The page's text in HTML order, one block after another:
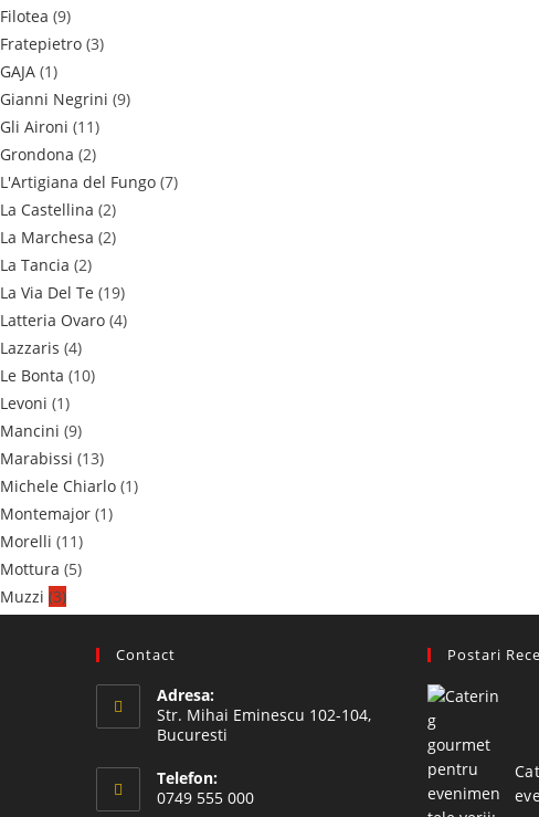
Contact
Adresa:
Str. Mihai Eminescu 102-104,
Bucuresti
Telefon:
0749 555 000
Postari
Filotea (9)
Fratepietro (3)
GAJA (1)
Gianni Negrini (9)
Gli Aironi (11)
Grondona (2)
L'Artigiana del Fungo (7)
La Castellina (2)
La Marchesa (2)
La Tancia (2)
La Via Del Te (19)
Latteria Ovaro (4)
Lazzaris (4)
Le Bonta (10)
Levoni (1)
Mancini (9)
Marabissi (13)
Michele Chiarlo (1)
Montemajor (1)
Morelli (11)
Mottura (5)
Muzzi (3)
Poggio Dell'Aquila (2)
Rocca delle Macie (1)
(8)